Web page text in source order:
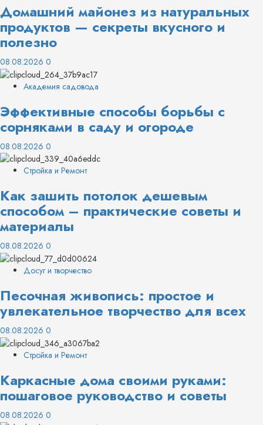
Домашний майонез из натуральных
продуктов — секреты вкусного и
полезно
08.08.2026 0
Академия садовода
Эффективные способы борьбы с
сорняками в саду и огороде
08.08.2026 0
Стройка и Ремонт
Как зашить потолок дешевым
способом – практические советы и
материалы
08.08.2026 0
Досуг и творчество
Песочная живопись: простое и
увлекательное творчество для всех
08.08.2026 0
Стройка и Ремонт
Каркасные дома своими руками:
пошаговое руководство и советы
08.08.2026 0